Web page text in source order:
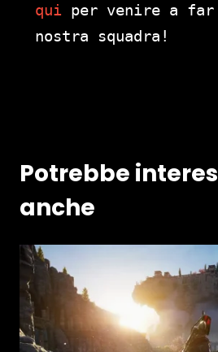
qui per venire a
nostra squadra!
Potrebbe
anche